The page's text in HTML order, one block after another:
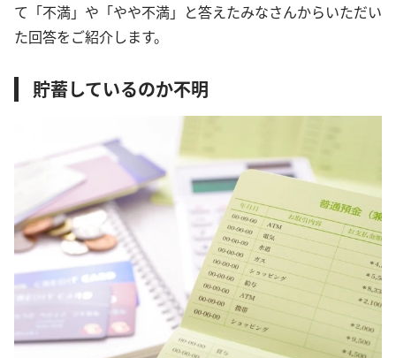
て「不満」や「やや不満」と答えたみなさんからいただい
た回答をご紹介します。
貯蓄しているのか不明